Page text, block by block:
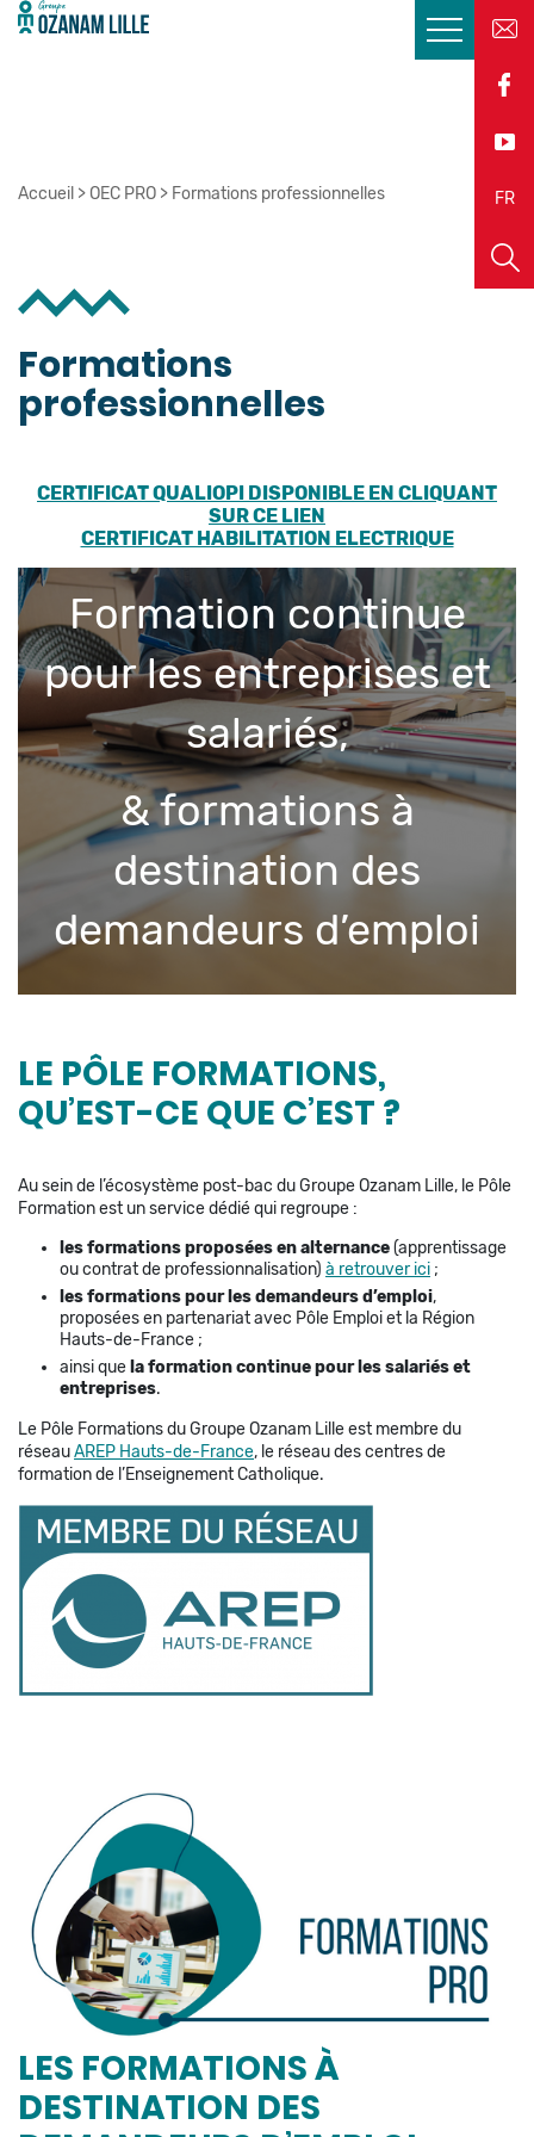
FR
EN
Accueil > OEC PRO > Formations professionnelles
Formations
professionnelles
CERTIFICAT QUALIOPI DISPONIBLE EN CLIQUANT
SUR CE LIEN
CERTIFICAT HABILITATION ELECTRIQUE
Formation continue
pour les entreprises et
salariés,
& formations à
destination des
demandeurs d’emploi
LE PÔLE FORMATIONS,
QU’EST-CE QUE C’EST ?
Au sein de l’écosystème post-bac du Groupe Ozanam Lille, le Pôle
Formation est un service dédié qui regroupe :
les formations proposées en alternance(apprentissage
ou contrat de professionnalisation) à retrouver ici ;
les formations pour les demandeurs d’emploi,
proposées en partenariat avec Pôle Emploi et la Région
Hauts-de-France ;
ainsi que la formation continue pour les salariés et
entreprises.
Le Pôle Formations du Groupe Ozanam Lille est membre du
réseauAREP Hauts-de-France, le réseau des centres de
formation de l’Enseignement Catholique.
LES FORMATIONS À
DESTINATION DES